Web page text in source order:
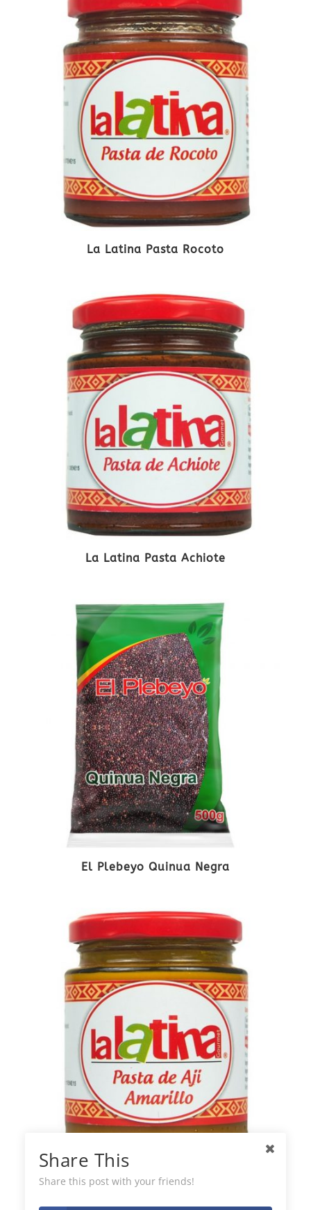
La Latina Pasta Rocoto
La Latina Pasta Achiote
El Plebeyo Quinua Negra
La Latina Pasta Ají Amarillo
Share This
Share this post with your friends!